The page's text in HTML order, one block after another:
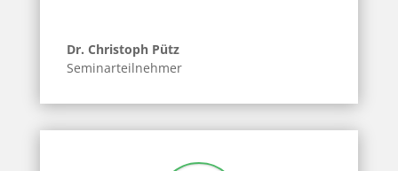
Dr. Christoph Pütz
Seminarteilnehmer